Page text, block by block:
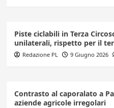
Piste ciclabili in Terza
unilaterali, rispetto per il
Redazione PL 9 Giugno 2026
Contrasto al caporalato a
aziende agricole irregolari